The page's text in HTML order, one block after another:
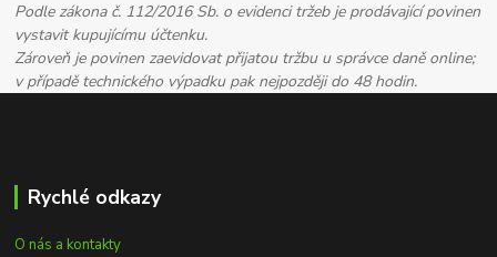
Podle zákona č. 112/2016 Sb. o evidenci tržeb je prodávající povinen
vystavit kupujícímu účtenku.
Zároveň je povinen zaevidovat přijatou tržbu u správce daně online;
v případě technického výpadku pak nejpozději do 48 hodin.
Rychlé odkazy
O nás a kontakty